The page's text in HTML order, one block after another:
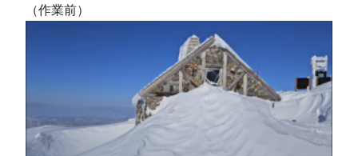
（作業前）